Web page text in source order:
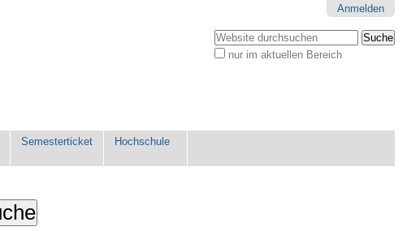
Anmelden
Website durchsuchen
nur im aktuellen Bereich
Semesterticket Hochschule